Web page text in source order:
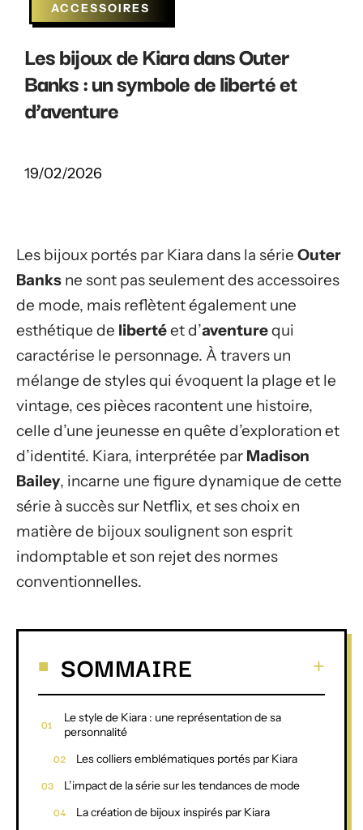
ACCESSOIRES
Les bijoux de Kiara dans Outer
Banks : un symbole de liberté et
d’aventure
19/02/2026
Les bijoux portés par Kiara dans la série Outer
Banks ne sont pas seulement des accessoires
de mode, mais reflètent également une
esthétique de libertéet d’aventurequi
caractérise le personnage. À travers un
mélange de styles qui évoquent la plage et le
vintage, ces pièces racontent une histoire,
celle d’une jeunesse en quête d’exploration et
d’identité. Kiara, interprétée par Madison
Bailey, incarne une figure dynamique de cette
série à succès sur Netflix, et ses choix en
matière de bijoux soulignent son esprit
indomptable et son rejet des normes
conventionnelles.
SOMMAIRE
Le style de Kiara : une représentation de sa
personnalité
Les colliers emblématiques portés par Kiara
L’impact de la série sur les tendances de mode
La création de bijoux inspirés par Kiara